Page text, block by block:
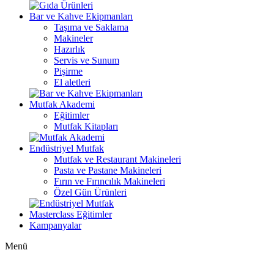
Bar ve Kahve Ekipmanları
Taşıma ve Saklama
Makineler
Hazırlık
Servis ve Sunum
Pişirme
El aletleri
Mutfak Akademi
Eğitimler
Mutfak Kitapları
Endüstriyel Mutfak
Mutfak ve Restaurant Makineleri
Pasta ve Pastane Makineleri
Fırın ve Fırıncılık Makineleri
Özel Gün Ürünleri
Masterclass Eğitimler
Kampanyalar
Menü